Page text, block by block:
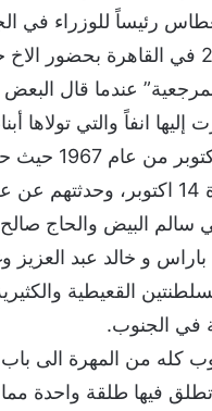
رئيساً للوزراء في
بلقاء جمعني يوم 14 سبتمبر 2022
عندما قال
إليها انفاً والتي
زيارتي لأول
بمناسبة الذكرى الرابعة لقيام ثورة
سالم البيض والحاج
باراس و خالد عبد
القعيطية والكثيرية
في الجنوب.
كله من المهرة الى
تطلق فيها طلقة واحدة